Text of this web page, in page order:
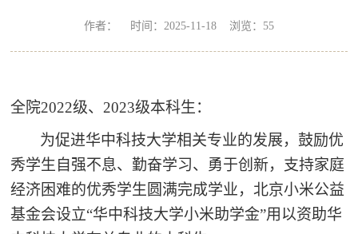
作者： 时间：2025-11-18 浏览： 55
全院2022级、2023级本科生：
为促进华中科技大学相关专业的发展，鼓励优
秀学生自强不息、勤奋学习、勇于创新，支持家庭
经济困难的优秀学生圆满完成学业，北京小米公益
基金会设立“华中科技大学小米助学金”用以资助华